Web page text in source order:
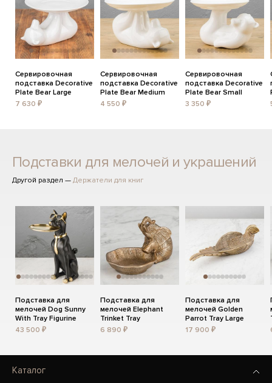
Сервировочная
подставка Decorative
Plate Bear Large
7 630 ₽
Сервировочная
подставка Decorative
Plate Bear Medium
4 550 ₽
Сервировочная
подставка Decorative
Plate Bear Small
3 350 ₽
Подставки для мелочей и украшений
Другой раздел — Держатели для книг
Подставка для
мелочей Dog Sunny
With Tray Figurine
43 500 ₽
Подставка для
мелочей Elephant
Trinket Tray
6 890 ₽
Подставка для
мелочей Golden
Parrot Tray Large
17 900 ₽
Каталог